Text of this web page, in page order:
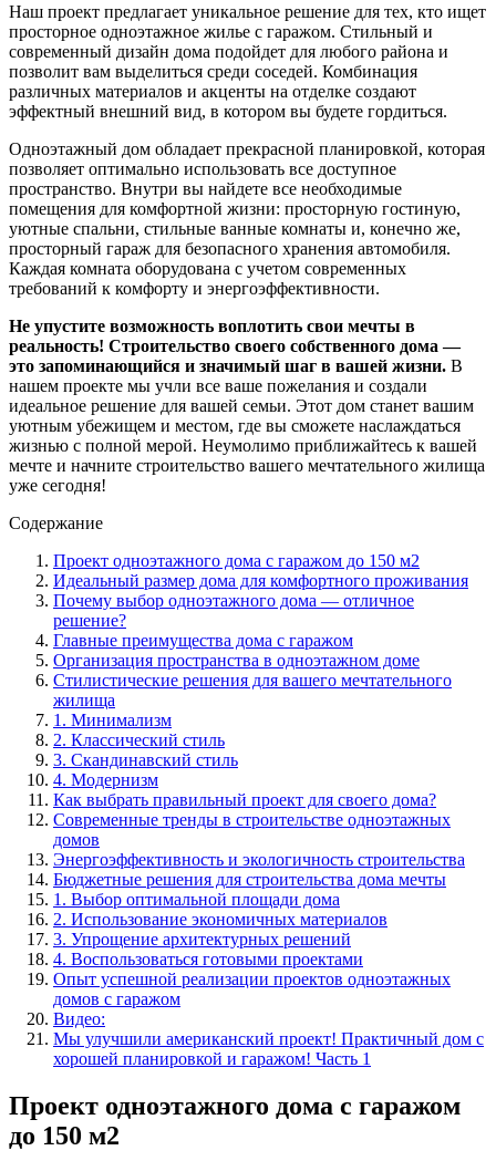
Наш проект предлагает уникальное решение для тех, кто ищет
просторное одноэтажное жилье с гаражом. Стильный и
современный дизайн дома подойдет для любого района и
позволит вам выделиться среди соседей. Комбинация
различных материалов и акценты на отделке создают
эффектный внешний вид, в котором вы будете гордиться.
Одноэтажный дом обладает прекрасной планировкой, которая
позволяет оптимально использовать все доступное
пространство. Внутри вы найдете все необходимые
помещения для комфортной жизни: просторную гостиную,
уютные спальни, стильные ванные комнаты и, конечно же,
просторный гараж для безопасного хранения автомобиля.
Каждая комната оборудована с учетом современных
требований к комфорту и энергоэффективности.
Не упустите возможность воплотить свои мечты в
реальность! Строительство своего собственного дома —
это запоминающийся и значимый шаг в вашей жизни. В
нашем проекте мы учли все ваше пожелания и создали
идеальное решение для вашей семьи. Этот дом станет вашим
уютным убежищем и местом, где вы сможете наслаждаться
жизнью с полной мерой. Неумолимо приближайтесь к вашей
мечте и начните строительство вашего мечтательного жилища
уже сегодня!
Содержание
Проект одноэтажного дома с гаражом до 150 м2
Идеальный размер дома для комфортного проживания
Почему выбор одноэтажного дома — отличное
решение?
Главные преимущества дома с гаражом
Организация пространства в одноэтажном доме
Стилистические решения для вашего мечтательного
жилища
1. Минимализм
2. Классический стиль
3. Скандинавский стиль
4. Модернизм
Как выбрать правильный проект для своего дома?
Современные тренды в строительстве одноэтажных
домов
Энергоэффективность и экологичность строительства
Бюджетные решения для строительства дома мечты
1. Выбор оптимальной площади дома
2. Использование экономичных материалов
3. Упрощение архитектурных решений
4. Воспользоваться готовыми проектами
Опыт успешной реализации проектов одноэтажных
домов с гаражом
Видео:
Мы улучшили американский проект! Практичный дом с
хорошей планировкой и гаражом! Часть 1
Проект одноэтажного дома с гаражом
до 150 м2